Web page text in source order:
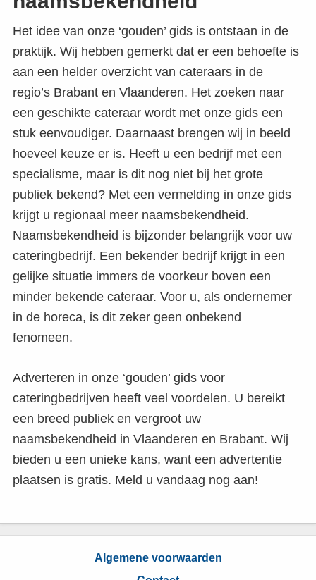
Het idee van onze ‘gouden’ gids is ontstaan in de
praktijk. Wij hebben gemerkt dat er een behoefte is
aan een helder overzicht van cateraars in de
regio’s Brabant en Vlaanderen. Het zoeken naar
een geschikte cateraar wordt met onze gids een
stuk eenvoudiger. Daarnaast brengen wij in beeld
hoeveel keuze er is. Heeft u een bedrijf met een
specialisme, maar is dit nog niet bij het grote
publiek bekend? Met een vermelding in onze gids
krijgt u regionaal meer naamsbekendheid.
Naamsbekendheid is bijzonder belangrijk voor uw
cateringbedrijf. Een bekender bedrijf krijgt in een
gelijke situatie immers de voorkeur boven een
minder bekende cateraar. Voor u, als ondernemer
in de horeca, is dit zeker geen onbekend
fenomeen.
Adverteren in onze ‘gouden’ gids voor
cateringbedrijven heeft veel voordelen. U bereikt
een breed publiek en vergroot uw
naamsbekendheid in Vlaanderen en Brabant. Wij
bieden u een unieke kans, want een advertentie
plaatsen is gratis. Meld u vandaag nog aan!
Algemene voorwaarden